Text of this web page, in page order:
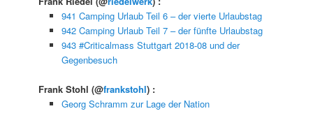
941 Camping Urlaub Teil 6 – der vierte Urlaubstag
942 Camping Urlaub Teil 7 – der fünfte Urlaubstag
943 #Criticalmass Stuttgart 2018-08 und der
Gegenbesuch
Frank Stohl(@frankstohl) :
Georg Schramm zur Lage der Nation